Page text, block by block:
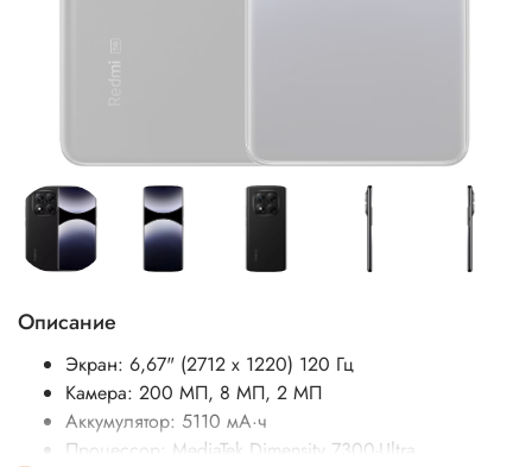
Описание
Экран: 6,67" (2712 x 1220) 120 Гц
Камера: 200 МП, 8 МП, 2 МП
Аккумулятор: 5110 мА·ч
Процессор: MediaTek Dimensity 7300-Ultra